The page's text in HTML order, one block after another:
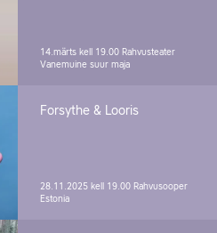
14.märts kell 19.00 Rahvusteater
Vanemuine suur maja
Forsythe & Looris
28.11.2025 kell 19.00 Rahvusooper
Estonia